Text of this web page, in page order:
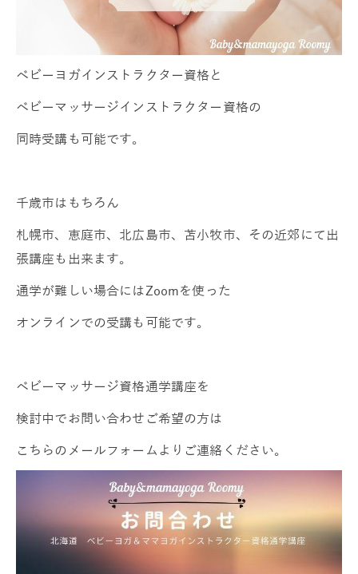
ベビーヨガインストラクター資格と
ベビーマッサージインストラクター資格の
同時受講も可能です。
千歳市はもちろん
札幌市、恵庭市、北広島市、苫小牧市、その近郊にて出
張講座も出来ます。
通学が難しい場合にはZoomを使った
オンラインでの受講も可能です。
ベビーマッサージ資格通学講座を
検討中でお問い合わせご希望の方は
こちらのメールフォームよりご連絡ください。